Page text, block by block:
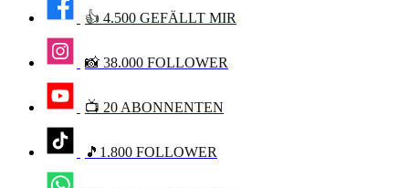
👍 4.500 GEFÄLLT MIR
📸 38.000 FOLLOWER
📺 20 ABONNENTEN
🎵1.800 FOLLOWER